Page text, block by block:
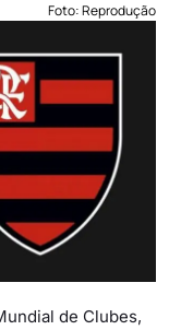
Foto: Reprodução
de Clubes,